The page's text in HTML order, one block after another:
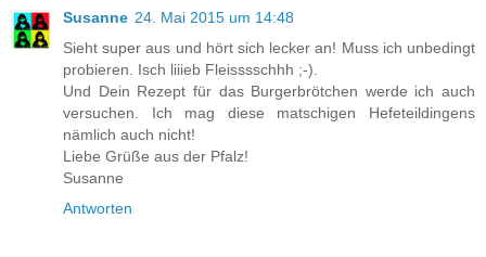
Susanne 24. Mai 2015 um 14:48
Sieht super aus und hört sich lecker an! Muss ich unbedingt
probieren. Isch liiieb Fleisssschhh ;-).
Und Dein Rezept für das Burgerbrötchen werde ich auch
versuchen. Ich mag diese matschigen Hefeteildingens
nämlich auch nicht!
Liebe Grüße aus der Pfalz!
Susanne
Antworten